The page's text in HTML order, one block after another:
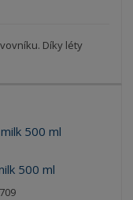
Díky léty
500 ml